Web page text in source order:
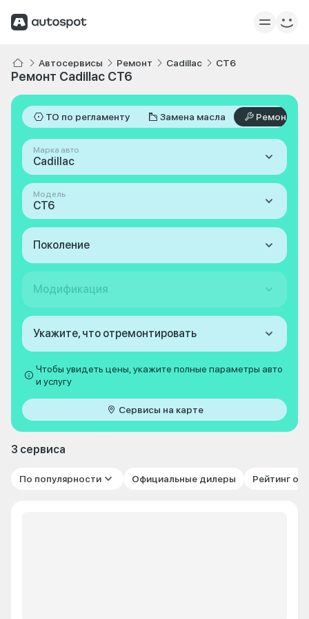
Автосервисы Ремонт Cadillac CT6
Ремонт Cadillac CT6
ТО по регламенту Замена масла Ремонт
Марка авто
Cadillac
Модель
CT6
Поколение
Модификация
Укажите, что отремонтировать
Чтобы увидеть цены, укажите полные параметры авто
и услугу
Сервисы на карте
3 сервиса
По популярности Официальные дилеры Рейтинг